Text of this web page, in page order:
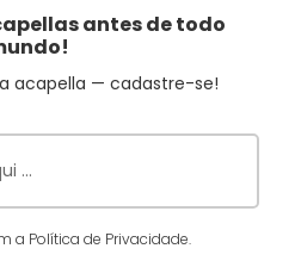
antes de todo
acapella — cadastre-se!
a Política de Privacidade.